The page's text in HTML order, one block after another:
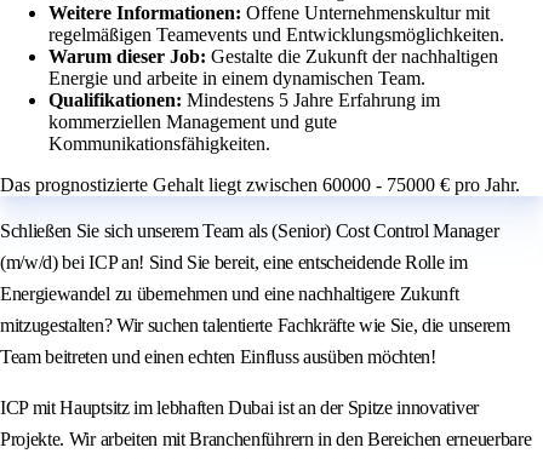
Weitere Informationen: Offene Unternehmenskultur mit
regelmäßigen Teamevents und Entwicklungsmöglichkeiten.
Warum dieser Job: Gestalte die Zukunft der nachhaltigen
Energie und arbeite in einem dynamischen Team.
Qualifikationen: Mindestens 5 Jahre Erfahrung im
kommerziellen Management und gute
Kommunikationsfähigkeiten.
Das prognostizierte Gehalt liegt zwischen 60000 - 75000 € pro Jahr.
Schließen Sie sich unserem Team als (Senior) Cost Control Manager
(m/w/d) bei ICP an! Sind Sie bereit, eine entscheidende Rolle im
Energiewandel zu übernehmen und eine nachhaltigere Zukunft
mitzugestalten? Wir suchen talentierte Fachkräfte wie Sie, die unserem
Team beitreten und einen echten Einfluss ausüben möchten!
ICP mit Hauptsitz im lebhaften Dubai ist an der Spitze innovativer
Projekte. Wir arbeiten mit Branchenführern in den Bereichen erneuerbare